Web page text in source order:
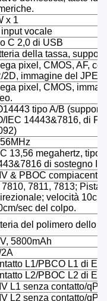
x 1
vocale
C 2,0 di USB
della tassa,
pixel, CMOS, AF,
2D, immagine del
pixel, CMOS,
tipo A/B
IEC 14443&7816, di
13,56 megahertz, tipo
di sostegno
& PBOC compiacenti
7810, 7811, 7813; Pista
velocità
sec del colpo.
del polimero dello
5800mAh
L1/PBCO L1 di
L2/PBOC L2 di
L1 senza contatto/
L2 senza contatto/